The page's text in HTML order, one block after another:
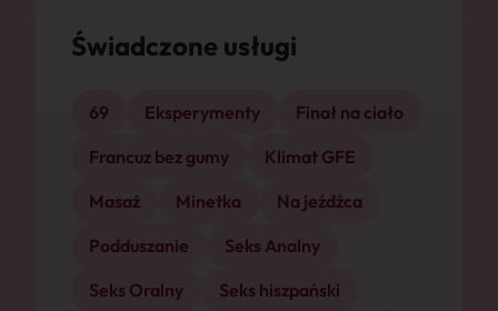
Świadczone usługi
69 Eksperymenty
Finał na ciało
Francuz bez gumy
Klimat GFE
Masaż
Minetka
Na jeźdźca
Podduszanie
Seks Analny
Seks Oralny
Seks hiszpański